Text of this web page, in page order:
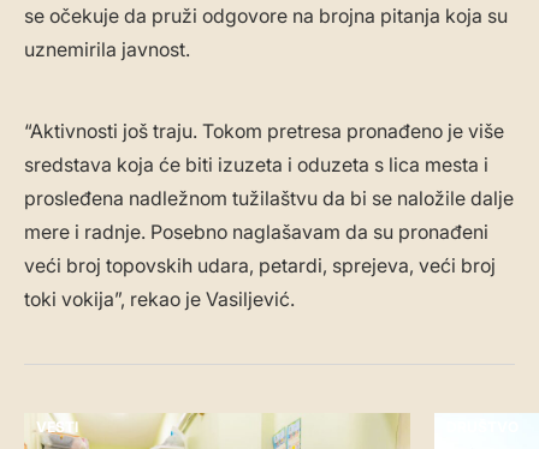
se očekuje da pruži odgovore na brojna pitanja koja su
uznemirila javnost.
“Aktivnosti još traju. Tokom pretresa pronađeno je više
sredstava koja će biti izuzeta i oduzeta s lica mesta i
prosleđena nadležnom tužilaštvu da bi se naložile dalje
mere i radnje. Posebno naglašavam da su pronađeni
veći broj topovskih udara, petardi, sprejeva, veći broj
toki vokija”, rekao je Vasiljević.
VESTI